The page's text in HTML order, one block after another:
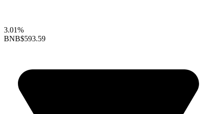
3.01%
BNB$593.59